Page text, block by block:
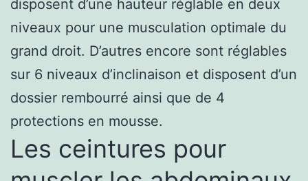
disposent d’une hauteur réglable en deux
niveaux pour une musculation optimale du
grand droit. D’autres encore sont réglables
sur 6 niveaux d’inclinaison et disposent d’un
dossier rembourré ainsi que de 4
protections en mousse.
Les ceintures pour